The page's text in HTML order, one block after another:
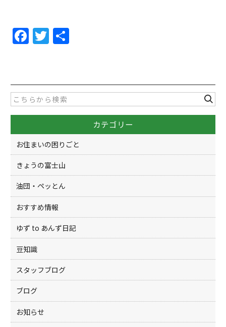
F
a
e
b
o
o
k
T
w
er
カテゴリー
お住まいの困りごと
きょうの富士山
油団・ペッとん
おすすめ情報
ゆず to あんず日記
豆知識
スタッフブログ
ブログ
お知らせ